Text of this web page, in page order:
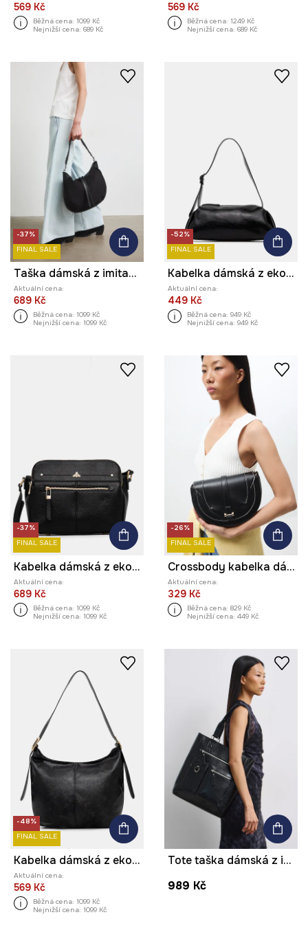
569 Kč
Běžná cena: 1099 Kč
Nejnižší cena: 689 Kč
569 Kč
Běžná cena: 1249 Kč
Nejnižší cena: 689 Kč
-37%
FINAL SALE
Taška dámská z imitace semiše
Aktuální cena:
689 Kč
Běžná cena: 1099 Kč
Nejnižší cena: 1099 Kč
-52%
FINAL SALE
Kabelka dámská z ekokůže
Aktuální cena:
449 Kč
Běžná cena: 949 Kč
Nejnižší cena: 949 Kč
-37%
FINAL SALE
Kabelka dámská z ekokůže černá barva
Aktuální cena:
689 Kč
Běžná cena: 1099 Kč
Nejnižší cena: 1099 Kč
-26%
FINAL SALE
Crossbody kabelka dámská z imitace kůže
Aktuální cena:
329 Kč
Běžná cena: 829 Kč
Nejnižší cena: 449 Kč
-48%
FINAL SALE
Kabelka dámská z ekokůže
Aktuální cena:
569 Kč
Běžná cena: 1099 Kč
Nejnižší cena: 1099 Kč
Tote taška dámská z imitace kůže hladká
989 Kč